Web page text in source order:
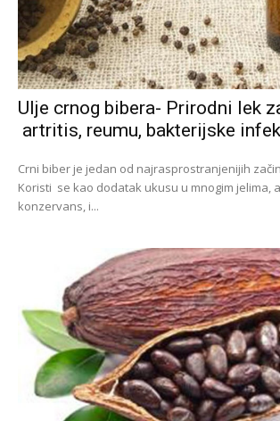
Ulje crnog bibera- Prirodni lek
artritis, reumu, bakterijske
Crni biber je jedan od najrasprostranjenijih
Koristi se kao dodatak ukusu u mnogim jelima,
konzervans, i...